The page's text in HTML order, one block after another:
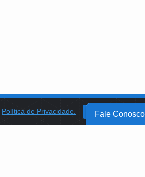
Política de Privacidade. OKFale Conosco
BANCO DO BRASIL